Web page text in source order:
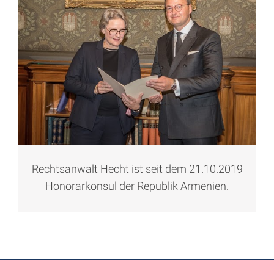
Rechtsanwalt Hecht ist seit dem 21.10.2019
Honorarkonsul der Republik Armenien.